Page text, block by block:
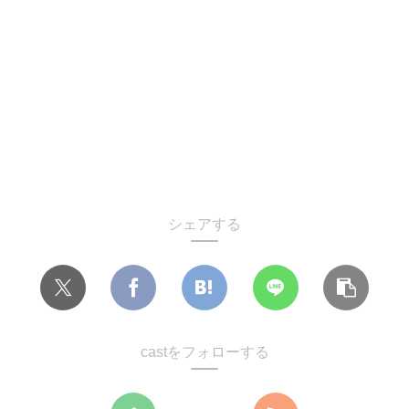
シェアする
castをフォローする